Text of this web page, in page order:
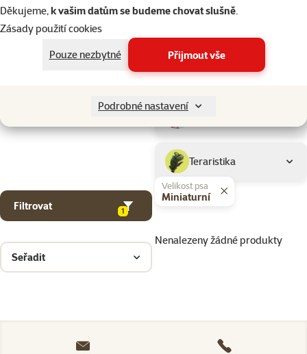
Děkujeme,k vašim datům se budeme chovat slušně.
Zásady použití cookies
Pouze nezbytné
Přijmout vše
Podrobné nastavení
Ptáci
Teraristika
Filtrovat 1
Velikost psa
Miniaturní
Seřadit
Nenalezeny žádné produkty